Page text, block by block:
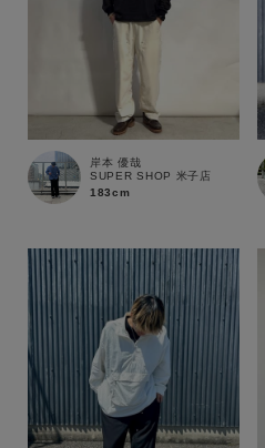
商品タイプ
通常商品
セール価格
在庫
在庫あり
岸本 優哉
SUPER SHOP 米子店
183cm